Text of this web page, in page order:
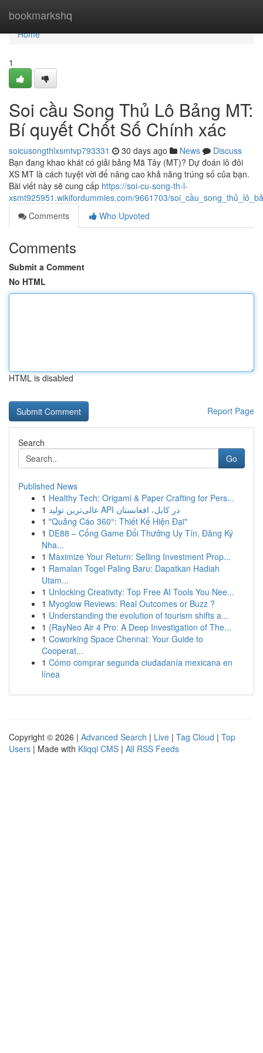
bookmarkshq
Home
Home
1
Soi cầu Song Thủ Lô Bảng MT:
Bí quyết Chốt Số Chính xác
soicusongthlxsmtvp793331 30 days ago News
Discuss
Bạn đang khao khát có giải bảng Mã Tây (MT)? Dự đoán lô đôi
XS MT là cách tuyệt vời để nâng cao khả năng trúng số của bạn.
Bài viết này sẽ cung cấp https://soi-cu-song-th-l-
xsmt925951.wikifordummies.com/9661703/
Comments
Who Upvoted
Comments
Submit a Comment
No HTML
HTML is disabled
Report Page
Search
Go
Published News
1 Healthy Tech: Origami & Paper Crafting for Pers...
1
عالی‌ترین تولید API در کابل، افغانستان
1 "Quảng Cáo 360°: Thiết Kế Hiện Đại"
1 DE88 – Cổng Game Đổi Thưởng Uy Tín, Đăng Ký
Nha...
1 Maximize Your Return: Selling Investment Prop...
1 Ramalan Togel Paling Baru: Dapatkan Hadiah
Utam...
1 Unlocking Creativity: Top Free AI Tools You Nee...
1 Myoglow Reviews: Real Outcomes or Buzz ?
1 Understanding the evolution of tourism shifts a...
1 {RayNeo Air 4 Pro: A Deep Investigation of The...
1 Coworking Space Chennai: Your Guide to
Cooperat...
1 Cómo comprar segunda ciudadanía mexicana en
línea
Copyright © 2026 | Advanced Search | Live | Tag Cloud | Top
Users | Made with Kliqqi CMS | All RSS Feeds